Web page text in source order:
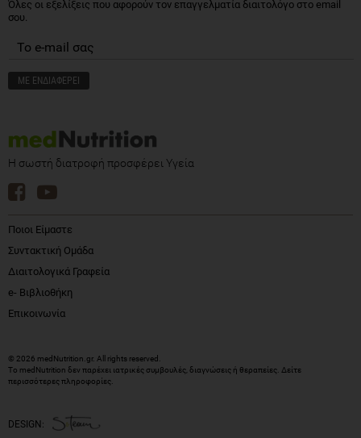
Όλες οι εξελίξεις που αφορούν τον επαγγελματία διαιτολόγο στο email
σου.
Η σωστή διατροφή προσφέρει Υγεία
Ποιοι Είμαστε
Συντακτική Ομάδα
Διαιτολογικά Γραφεία
e- Βιβλιοθήκη
Επικοινωνία
© 2026 medNutrition.gr. All rights reserved.
Το medNutrition δεν παρέχει ιατρικές συμβουλές, διαγνώσεις ή θεραπείες. Δείτε
περισσότερες πληροφορίες
DESIGN: